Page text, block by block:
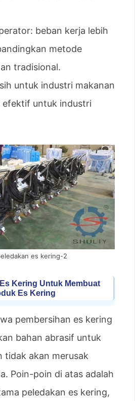
beban kerja lebih
metode
tradisional.
untuk industri makanan
efektif untuk industri
es kering-2
Kering Untuk Membuat
Es Kering
pembersihan es kering
bahan abrasif untuk
tidak akan merusak
Poin-poin di atas adalah
peledakan es kering,